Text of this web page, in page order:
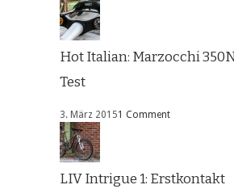
Hot Italian: Marzocchi
Test
3. März 20151 Comment
LIV Intrigue 1: Erstkontakt